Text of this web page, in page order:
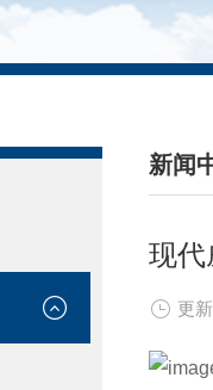
新闻
/
现代
更